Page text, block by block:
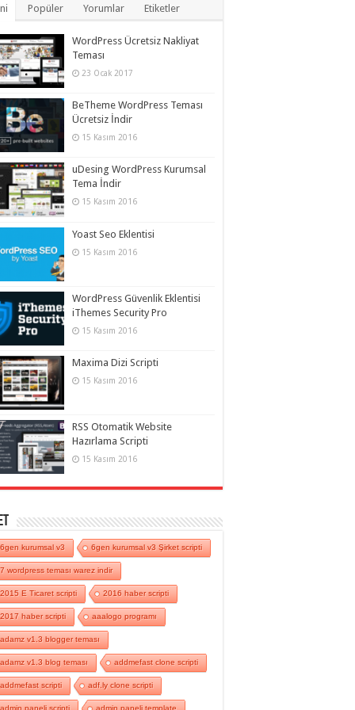
Popüler Yorumlar Etiketler
WordPress Ücretsiz Nakliyat
Teması
23 Ocak 2017
BeTheme WordPress Teması
Ücretsiz İndir
15 Kasım 2016
uDesing WordPress Kurumsal
Tema İndir
15 Kasım 2016
Yoast Seo Eklentisi
15 Kasım 2016
WordPress Güvenlik Eklentisi
iThemes Security Pro
15 Kasım 2016
Maxima Dizi Scripti
15 Kasım 2016
RSS Otomatik Website
Hazırlama Scripti
15 Kasım 2016
6gen kurumsal v3 6gen kurumsal v3 Şirket scripti
7 wordpress teması warez indir
2015 E Ticaret scripti 2016 haber scripti
2017 haber scripti aaalogo programı
adamz v1.3 blogger teması
adamz v1.3 blog teması addmefast clone scripti
addmefast scripti adf.ly clone scripti
admin paneli scripti admin paneli template